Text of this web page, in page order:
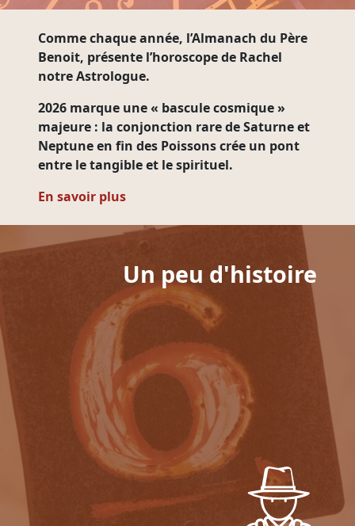
Comme chaque année, l’Almanach du Père
Benoit, présente l’horoscope de Rachel
notre Astrologue.
2026 marque une« bascule cosmique »
majeure : la conjonction rare de Saturne et
Neptune en fin des Poissons crée un pont
entre le tangible et le spirituel.
En savoir plus
Un peu d'histoire